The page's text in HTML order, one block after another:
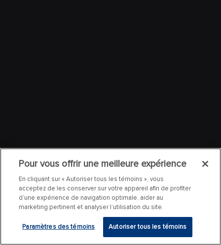
Pour vous offrir une meilleure expérience
En cliquant sur « Autoriser tous les témoins », vous
acceptez de les conserver sur votre appareil afin de profiter
d’une expérience de navigation optimale, aider au
marketing pertinent et analyser l’utilisation du site.
Paramètres des témoins Autoriser tous les témoins